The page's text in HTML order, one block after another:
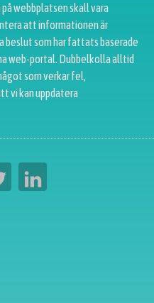
webbplatsen skall vara
att informationen är
beslut som har fattats baserade
web-portal. Dubbelkolla alltid
som verkar fel,
vi kan uppdatera